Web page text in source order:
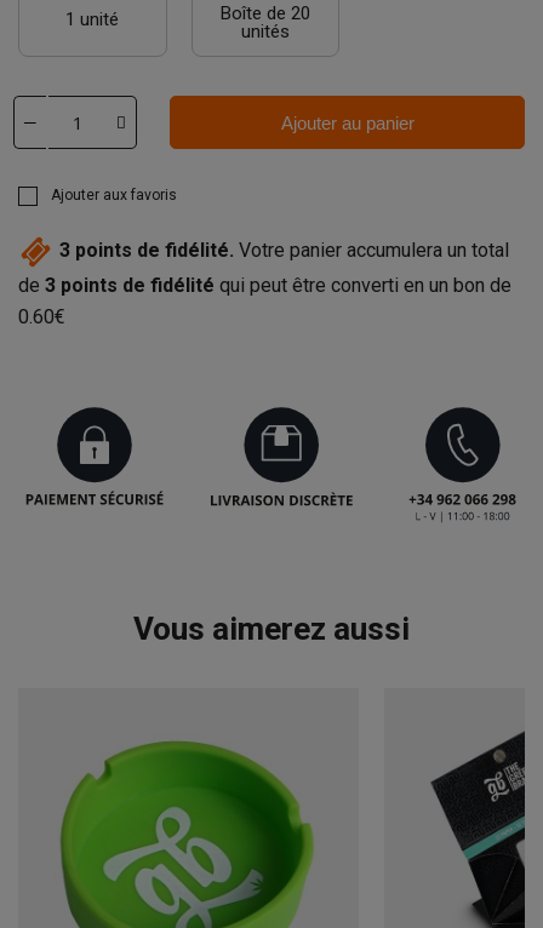
1 unité
Boîte de 20
unités
Ajouter au panier
Ajouter aux favoris
3 points de fidélité. Votre panier accumulera un total
de 3 points de fidélité qui peut être converti en un bon de
0.60€
Vous aimerez aussi